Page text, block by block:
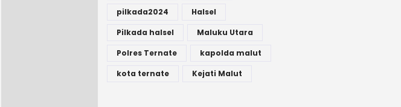
pilkada2024
Halsel
Pilkada halsel
Maluku Utara
Polres Ternate
kapolda malut
kota ternate
Kejati Malut